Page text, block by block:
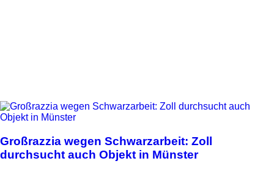
Großrazzia wegen Schwarzarbeit: Zoll
durchsucht auch Objekt in Münster